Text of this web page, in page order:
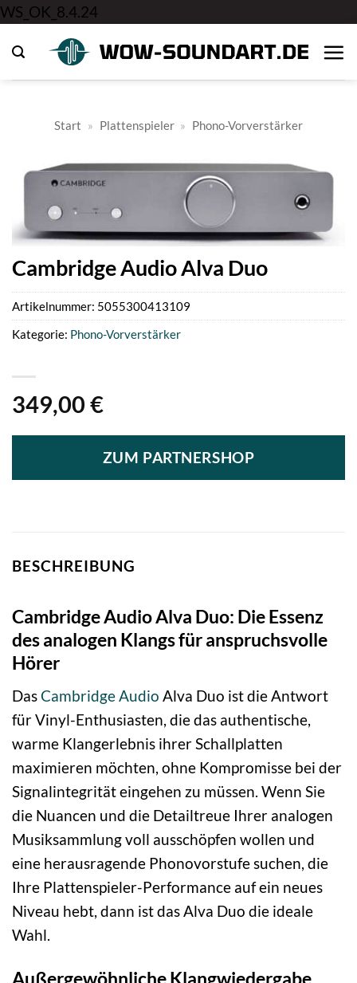
WS_OK_8.4.24
springen
Start » Plattenspieler » Phono-Vorverstärker
Cambridge Audio Alva Duo
349,00 €
ZUM PARTNERSHOP
Artikelnummer: 5055300413109
Kategorie: Phono-Vorverstärker
BESCHREIBUNG
Cambridge Audio Alva Duo: Die Essenz
des analogen Klangs für anspruchsvolle
Hörer
DasCambridge Audio Alva Duo ist die Antwort
für Vinyl-Enthusiasten, die das authentische,
warme Klangerlebnis ihrer Schallplatten
maximieren möchten, ohne Kompromisse bei der
Signalintegrität eingehen zu müssen. Wenn Sie
die Nuancen und die Detailtreue Ihrer analogen
Musiksammlung voll ausschöpfen wollen und
eine herausragende Phonovorstufe suchen, die
Ihre Plattenspieler-Performance auf ein neues
Niveau hebt, dann ist das Alva Duo die ideale
Wahl.
Außergewöhnliche Klangwiedergabe